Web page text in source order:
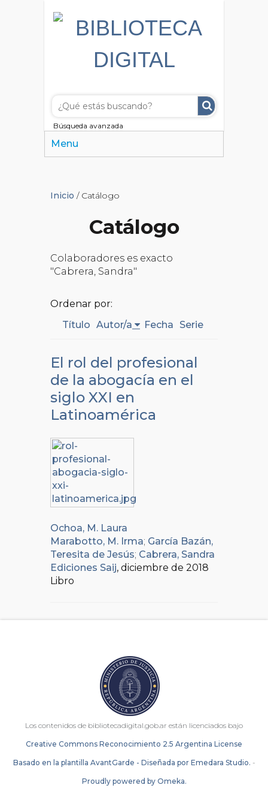
Búsqueda avanzada
Menu
Inicio / Catálogo
Catálogo
Colaboradores es exacto
"Cabrera, Sandra"
Ordenar por:
Título Autor/a Fecha Serie
El rol del profesional
de la abogacía en el
siglo XXI en
Latinoamérica
Ochoa, M. Laura
Marabotto, M. Irma; García Bazán,
Teresita de Jesús; Cabrera, Sandra
Ediciones Saij, diciembre de 2018
Libro
Los contenidos de bibliotecadigital.gob.ar están licenciados bajo
Creative Commons Reconocimiento 2.5 Argentina License
Basado en la plantilla AvantGarde - Diseñada por Emedara Studio. -
Proudly powered by Omeka.